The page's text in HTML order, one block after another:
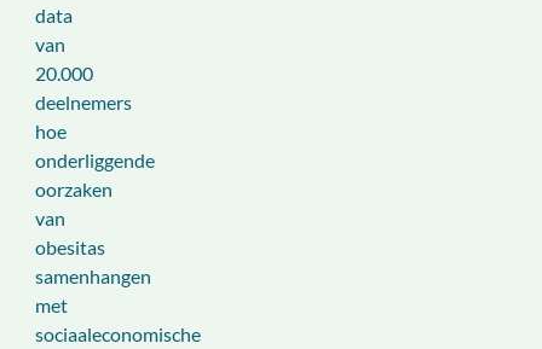
data
van
20.000
deelnemers
hoe
onderliggende
oorzaken
van
obesitas
samenhangen
met
sociaaleconomische